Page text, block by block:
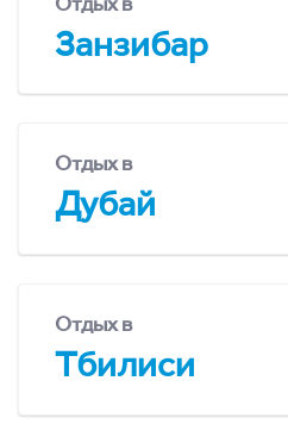
Занзибар
Отдых в
Дубай
Отдых в
Тбилиси